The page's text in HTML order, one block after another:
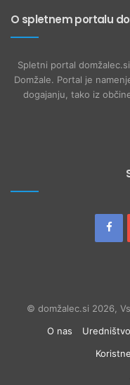
O spletnem portalu
Spletni portal
Domžale. Portal je
dogajanju, tako iz
© domžalec.si 2026,
O nas
Uredništvo